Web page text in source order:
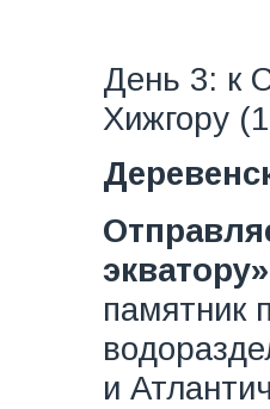
День 3: к
Хижгору
памятник
и